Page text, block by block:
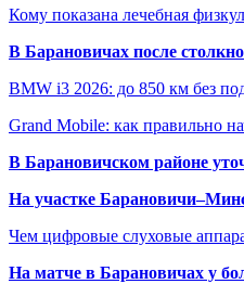
Кому показана лечебная
В Барановичах после
BMW i3 2026: до 850 км без
Grand Mobile: как правильно
В Барановичском районе
На участке
Чем цифровые слуховые
На матче в Барановичах у